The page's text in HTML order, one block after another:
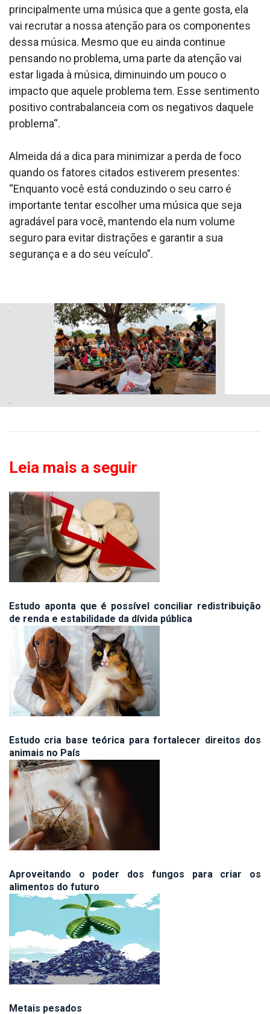
principalmente uma música que a gente gosta, ela
vai recrutar a nossa atenção para os componentes
dessa música. Mesmo que eu ainda continue
pensando no problema, uma parte da atenção vai
estar ligada à música, diminuindo um pouco o
impacto que aquele problema tem. Esse sentimento
positivo contrabalanceia com os negativos daquele
problema“.
Almeida dá a dica para minimizar a perda de foco
quando os fatores citados estiverem presentes:
“Enquanto você está conduzindo o seu carro é
importante tentar escolher uma música que seja
agradável para você, mantendo ela num volume
seguro para evitar distrações e garantir a sua
segurança e a do seu veículo”.
Leia mais a seguir
Estudo aponta que é possível conciliar redistribuição
de renda e estabilidade da dívida pública
Estudo cria base teórica para fortalecer direitos dos
animais no País
Aproveitando o poder dos fungos para criar os
alimentos do futuro
Metais pesados